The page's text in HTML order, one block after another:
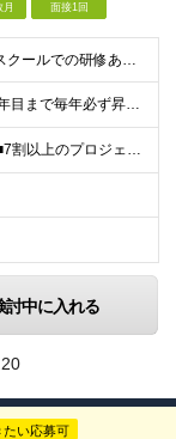
月 面接1回
＼IT知識ゼロでOK！自社ITスクールでの研修あり／ ■完全未経験OK(文系出身70％) ■第二新卒歓迎 ■学歴不問 └社会人未経験の方も歓迎します！ 5名以上の採用を予定しているので、同期と入社も
＼平均年収517万円！入社5年目まで毎年必ず昇給／ ■賞与年3回 ■年収800万円以上も可 ■入社3年以上の平均年収469.2万円 月給23万2000円以上＋賞与年3回＋各種手当 ☆入社5年目まで最
【研修中は完全在宅勤務】 ■7割以上のプロジェクトでリモートワークを導入 ■フルリモートもあり ■一都三県のプロジェクト先 ■転居を伴う転勤なし ＜プロジェクト先＞ 東京・神奈川・千葉・埼玉でのプロ
討中に入れる
たい応募可